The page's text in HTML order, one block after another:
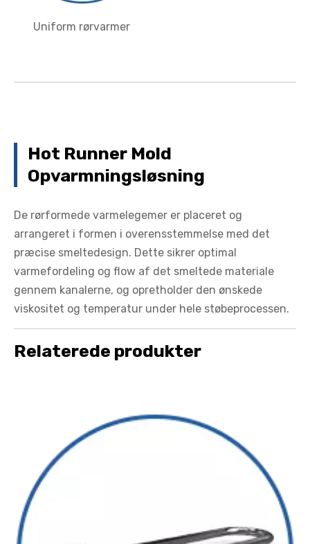
Uniform rørvarmer
Hot Runner Mold
Opvarmningsløsning
De rørformede varmelegemer er placeret og
arrangeret i formen i overensstemmelse med det
præcise smeltedesign. Dette sikrer optimal
varmefordeling og flow af det smeltede materiale
gennem kanalerne, og opretholder den ønskede
viskositet og temperatur under hele støbeprocessen.
Relaterede produkter